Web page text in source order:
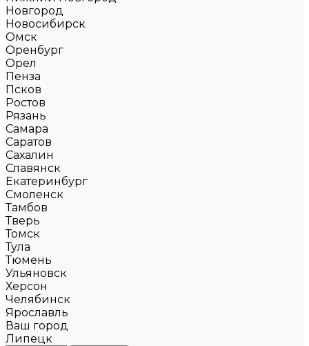
Новгород
Новосибирск
Омск
Оренбург
Орел
Пенза
Псков
Ростов
Рязань
Самара
Саратов
Сахалин
Славянск
Екатеринбург
Смоленск
Тамбов
Тверь
Томск
Тула
Тюмень
Ульяновск
Херсон
Челябинск
Ярославль
Ваш город
Липецк